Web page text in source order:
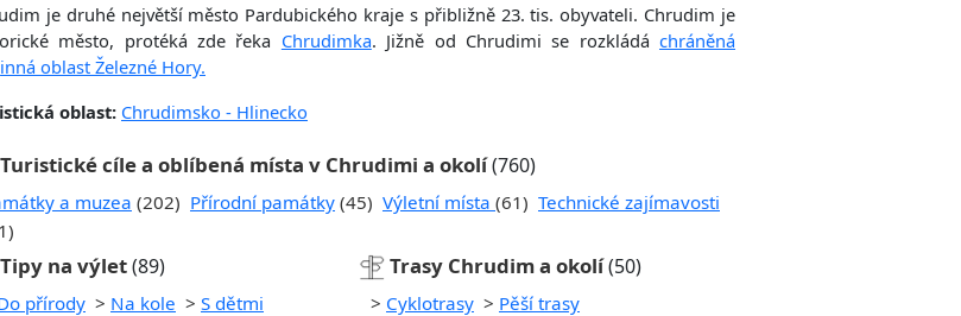
je druhé největší město Pardubického kraje s přibližně 23. tis. obyvateli. Chrudim je
město, protéká zde řeka Chrudimka. Jižně od Chrudimi se rozkládáchráněná
oblast Železné Hory.
oblast: Chrudimsko - Hlinecko
Turistické cíle a oblíbená místa v Chrudimi a okolí(760)
a muzea (202) Přírodní památky (45) Výletní místa (61) Technické zajímavosti
Tipy na výlet(89) Trasy Chrudim a okolí(50)
přírody > Na kole > S dětmi > Cyklotrasy > Pěší trasy